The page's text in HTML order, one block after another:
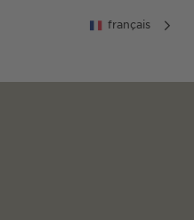
français